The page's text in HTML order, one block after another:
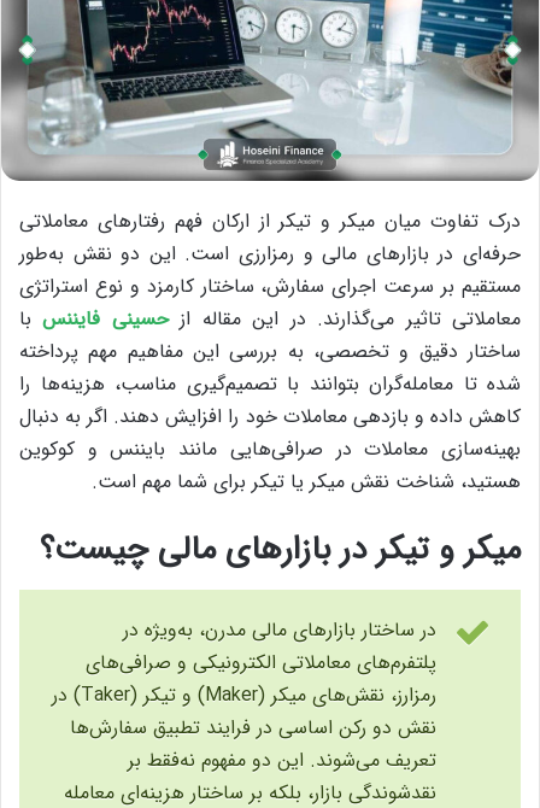
درک تفاوت میان میکر و تیکر از ارکان فهم رفتارهای معاملاتی
حرفه‌ای در بازارهای مالی و رمزارزی است. این دو نقش به‌طور
مستقیم بر سرعت اجرای سفارش، ساختار کارمزد و نوع استراتژی
معاملاتی تاثیر می‌گذارند. در این مقاله ازحسینی فایننسبا
ساختار دقیق و تخصصی، به بررسی این مفاهیم مهم پرداخته
شده تا معامله‌گران بتوانند با تصمیم‌گیری مناسب، هزینه‌ها را
کاهش داده و بازدهی معاملات خود را افزایش دهند. اگر به دنبال
بهینه‌سازی معاملات در صرافی‌هایی مانند بایننس و کوکوین
هستید، شناخت نقش میکر یا تیکر برای شما مهم است.
میکروتیکردر بازارهای مالی چیست؟
در ساختار بازارهای مالی مدرن، به‌ویژه در
پلتفرم‌های معاملاتی الکترونیکی و صرافی‌های
رمزارز، نقش‌های میکر (Maker) و تیکر (Taker) در
نقش دو رکن اساسی در فرایند تطبیق سفارش‌ها
تعریف می‌شوند. این دو مفهوم نه‌فقط بر
نقدشوندگی بازار، بلکه بر ساختار هزینه‌ای معامله